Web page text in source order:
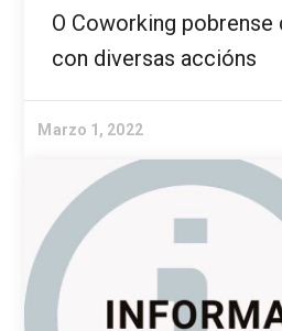
O Coworking pobrense
con diversas accións
Marzo 1, 2022